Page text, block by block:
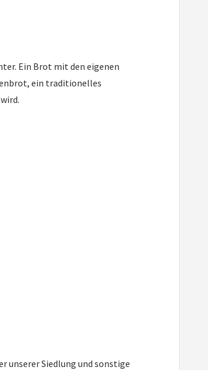
Ein Brot mit den eigenen
ein traditionelles
unserer Siedlung und sonstige